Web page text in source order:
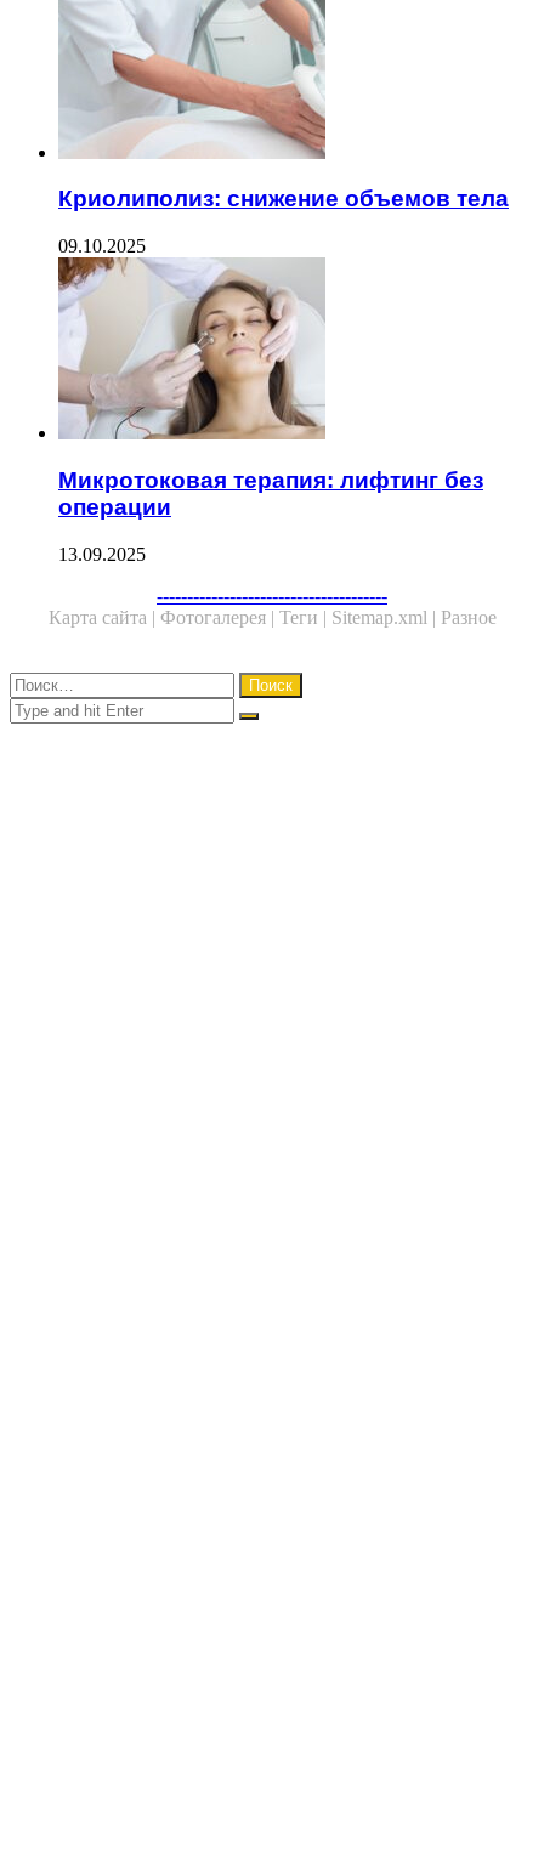
Криолиполиз: снижение объемов тела
09.10.2025
Микротоковая терапия: лифтинг без
операции
13.09.2025
--------------------------------------
Карта сайта | Фотогалерея | Теги | Sitemap.xml | Разное
Close
Найти:
Close
Search